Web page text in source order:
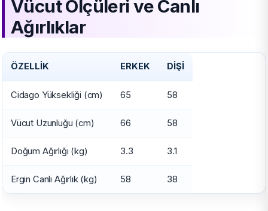
Vücut Ölçüleri ve Canlı
Ağırlıklar
ÖZELLIK ERKEK DIŞI
Cidago Yüksekliği (cm) 65 58
Vücut Uzunluğu (cm) 66 58
Doğum Ağırlığı (kg) 3.3 3.1
Ergin Canlı Ağırlık (kg) 58 38